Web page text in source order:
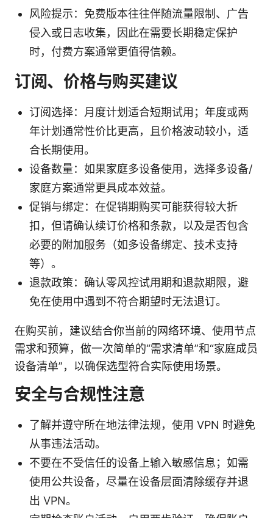
风险提示：免费版本往往伴随流量限制、广告
侵入或日志收集，因此在需要长期稳定保护
时，付费方案通常更值得信赖。
订阅、价格与购买建议
订阅选择：月度计划适合短期试用；年度或两
年计划通常性价比更高，且价格波动较小，适
合长期使用。
设备数量：如果家庭多设备使用，选择多设备/
家庭方案通常更具成本效益。
促销与绑定：在促销期购买可能获得较大折
扣，但请确认续订价格和条款，以及是否包含
必要的附加服务（如多设备绑定、技术支持
等）。
退款政策：确认零风控试用期和退款期限，避
免在使用中遇到不符合期望时无法退订。
在购买前，建议结合你当前的网络环境、使用节点
需求和预算，做一次简单的“需求清单”和“家庭成员
设备清单”，以确保选型符合实际使用场景。
安全与合规性注意
了解并遵守所在地法律法规，使用 VPN 时避免
从事违法活动。
不要在不受信任的设备上输入敏感信息；如需
使用公共设备，尽量在设备层面清除缓存并退
出 VPN。